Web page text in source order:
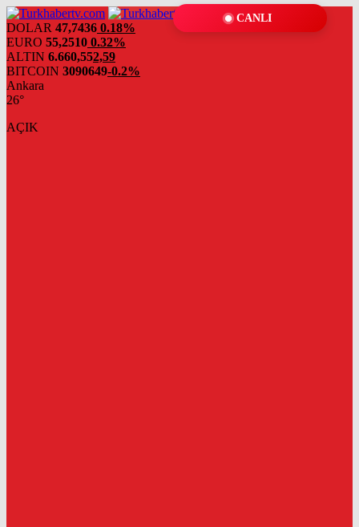
DOLAR 47,7436 0.18%
EURO 55,2510 0.32%
ALTIN 6.660,552,59
BITCOIN 3090649-0.2%
Ankara
26°
AÇIK
CANLI